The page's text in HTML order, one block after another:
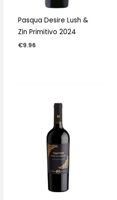
Pasqua Desire Lush &
Zin Primitivo 2024
€9.96